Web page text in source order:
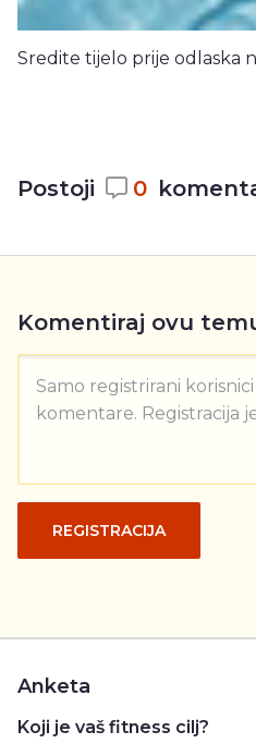
Sredite tijelo prije odlaska
Postoji 0
Komentiraj ovu
Samo registrirani
komentare. Registracija
REGISTRACIJA
Anketa
Koji je vaš fitness cilj?